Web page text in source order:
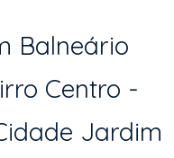
Balneário
Centro -
Jardim